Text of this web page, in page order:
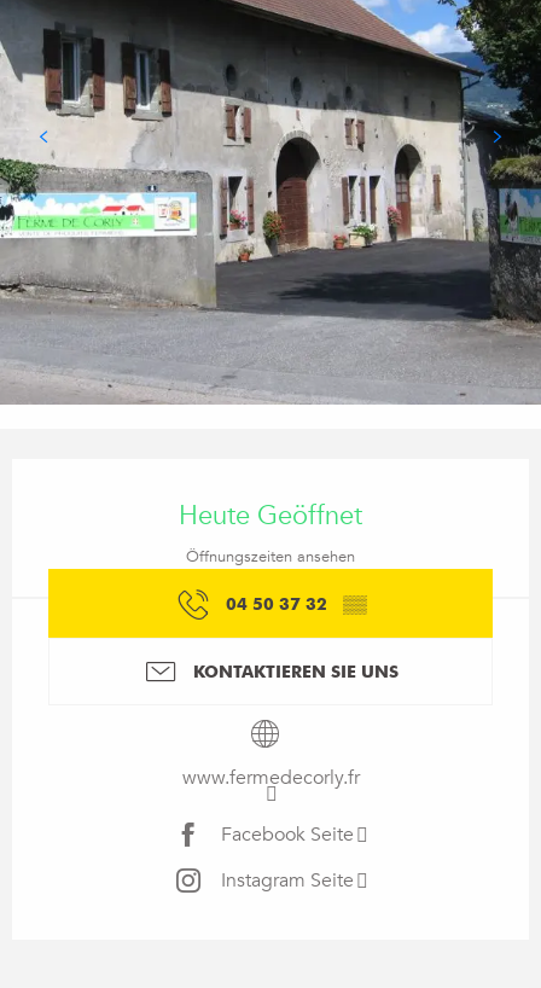
Heute Geöffnet
Öffnungszeiten ansehen
04 50 37 32 ▒▒
KONTAKTIEREN SIE UNS
www.fermedecorly.fr
Facebook Seite
Instagram Seite